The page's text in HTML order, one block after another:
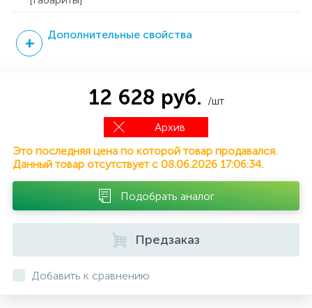
Дополнительные свойства
12 628 руб. /шт
Архив
Это последняя цена по которой товар продавался.
Данный товар отсутствует с 08.06.2026 17:06:34.
Подобрать аналог
Предзаказ
Добавить к сравнению